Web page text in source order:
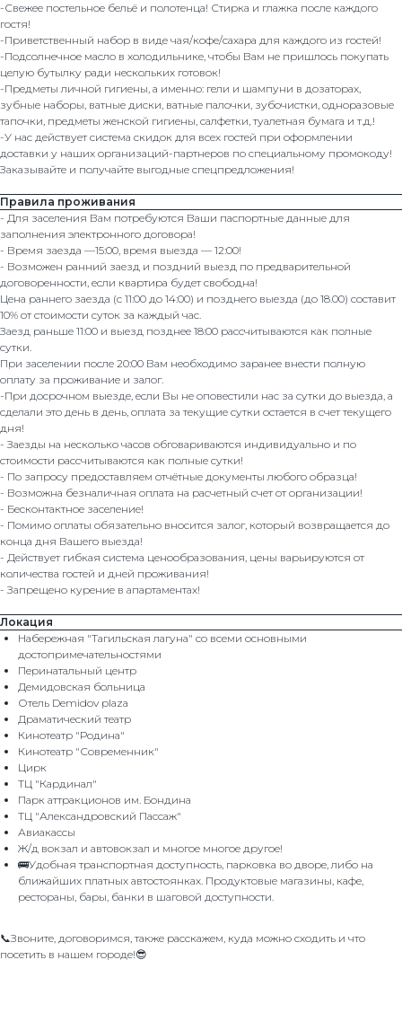
-Свежее постельное бельё и полотенца! Стирка и глажка после каждого
гостя!
-Приветственный набор в виде чая/кофе/сахара для каждого из гостей!
-Подсолнечное масло в холодильнике, чтобы Вам не пришлось покупать
целую бутылку ради нескольких готовок!
-Предметы личной гигиены, а именно: гели и шампуни в дозаторах,
зубные наборы, ватные диски, ватные палочки, зубочистки, одноразовые
тапочки, предметы женской гигиены, салфетки, туалетная бумага и т.д.!
-У нас действует система скидок для всех гостей при оформлении
доставки у наших организаций-партнеров по специальному промокоду!
Заказывайте и получайте выгодные спецпредложения!
Правила проживания
- Для заселения Вам потребуются Ваши паспортные данные для
заполнения электронного договора!
- Время заезда —15:00, время выезда — 12:00!
- Возможен ранний заезд и поздний выезд по предварительной
договоренности, если квартира будет свободна!
Цена раннего заезда (с 11:00 до 14:00) и позднего выезда (до 18.00) составит
10% от стоимости суток за каждый час.
Заезд раньше 11:00 и выезд позднее 18:00 рассчитываются как полные
сутки.
При заселении после 20:00 Вам необходимо заранее внести полную
оплату за проживание и залог.
-При досрочном выезде, если Вы не оповестили нас за сутки до выезда, а
сделали это день в день, оплата за текущие сутки остается в счет текущего
дня!
- Заезды на несколько часов обговариваются индивидуально и по
стоимости рассчитываются как полные сутки!
- По запросу предоставляем отчётные документы любого образца!
- Возможна безналичная оплата на расчетный счет от организации!
- Бесконтактное заселение!
- Помимо оплаты обязательно вносится залог, который возвращается до
конца дня Вашего выезда!
- Действует гибкая система ценообразования, цены варьируются от
количества гостей и дней проживания!
- Запрещено курение в апартаментах!
Локация
Набережная "Тагильская лагуна" со всеми основными
достопримечательностями
Перинатальный центр
Демидовская больница
Отель Dеmidоv рlаzа
Драматический театр
Кинотеатр "Родина"
Кинотеатр "Современник"
Цирк
ТЦ "Кардинал"
Парк аттракционов им. Бондина
ТЦ "Александровский Пассаж"
Авиакассы
Ж/д вокзал и автовокзал и многое многое другое!
🚌Удобная транспортная доступность, парковка во дворе, либо на
ближайших платных автостоянках. Продуктовые магазины, кафе,
рестораны, бары, банки в шаговой доступности.
📞Звоните, договоримся, также расскажем, куда можно сходить и что
посетить в нашем городе!😎